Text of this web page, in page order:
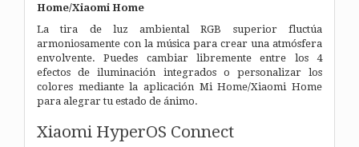
Home/Xiaomi Home
La tira de luz ambiental RGB superior fluctúa
armoniosamente con la música para crear una atmósfera
envolvente. Puedes cambiar libremente entre los 4
efectos de iluminación integrados o personalizar los
colores mediante la aplicación Mi Home/Xiaomi Home
para alegrar tu estado de ánimo.
Xiaomi HyperOS Connect